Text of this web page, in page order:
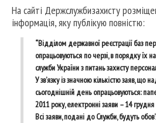
На сайті Держслужбизахисту
інформація, яку публікую повністю:
“Відділом державної реєстрації баз
опрацьовуються по черзі, в порядку
служби України з питань захисту
У зв’язку із значною кількістю заяв,
сьогоднішній день опрацьовуються:
2011 року, електронні заяви – 14
Всі заяви, подані до Служби, будуть